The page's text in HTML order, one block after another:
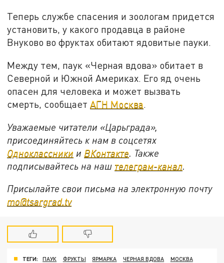
Теперь службе спасения и зоологам придется
установить, у какого продавца в районе
Внуково во фруктах обитают ядовитые пауки.
Между тем, паук «Черная вдова» обитает в
Северной и Южной Америках. Его яд очень
опасен для человека и может вызвать
смерть, сообщаетАГН Москва.
Уважаемые читатели «Царьграда»,
присоединяйтесь к нам в соцсетях
Одноклассники и ВКонтакте . Также
подписывайтесь на наш телеграм-канал
Присылайте свои письма на электронную почту
mo@tsargrad.tv
ТЕГИ: ПАУК ФРУКТЫ ЯРМАРКА ЧЕРНАЯ ВДОВА МОСКВА